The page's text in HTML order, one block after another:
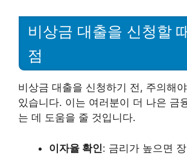
비상금 대출을 신청할
점
비상금 대출을 신청하기 전, 주의해
있습니다. 이는 여러분이 더 나은 금
는 데 도움을 줄 것입니다.
이자율 확인: 금리가 높으면